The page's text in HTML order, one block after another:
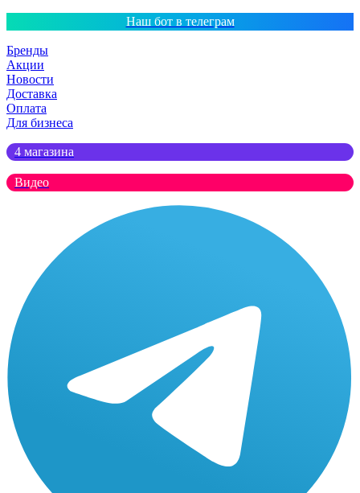
Наш бот в телеграм
Бренды
Акции
Новости
Доставка
Оплата
Для бизнеса
4 магазина
Видео